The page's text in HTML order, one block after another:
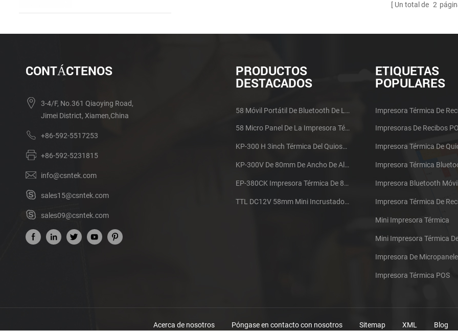
Un total de 2
CONTÁCTENOS
3-4/F, No.361 Qiaoying Road,
Jimei District, Xiamen,China
+86-592-5517253
+86-592-5231815
info@csntek.com
sales15@csntek.com
sales09@csntek.com
PRODUCTOS
DESTACADOS
58 Móvil Portátil De Bluetooth De La Impresora Térmica De PTP-II
58 Micro Panel De La Impresora Térmica De Recibos CSN-A1
KP-300 H 3inch Térmica Del Quiosco De La Impresora Módulo De
KP-300V De 80mm De Ancho De Alta Velocidad De La Impresora Térmica Del Quiosco
EP-380CK Impresora Térmica De 80 Mm Con Bloqueo De La Tapa
TTL DC12V 58mm Mini Incrustado Taxi De La Impresora Térmica De Recibos
ETIQUETAS
POPULARES
Impresora Térmica De
Impresoras De Recibos
Impresora Térmica De
Impresora Térmica
Impresora Bluetooth Móvil
Mini Impresora Térmica
Mini Impresora Térmica
Impresora De
Impresora Térmica POS
Acerca de nosotros Póngase en contacto con nosotros Sitemap XML Blog